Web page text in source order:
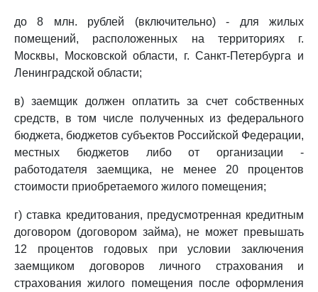
до 8 млн. рублей (включительно) - для жилых
помещений, расположенных на территориях г.
Москвы, Московской области, г. Санкт-Петербурга и
Ленинградской области;
в) заемщик должен оплатить за счет собственных
средств, в том числе полученных из федерального
бюджета, бюджетов субъектов Российской Федерации,
местных бюджетов либо от организации -
работодателя заемщика, не менее 20 процентов
стоимости приобретаемого жилого помещения;
г) ставка кредитования, предусмотренная кредитным
договором (договором займа), не может превышать
12 процентов годовых при условии заключения
заемщиком договоров личного страхования и
страхования жилого помещения после оформления